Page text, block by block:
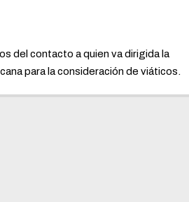
del contacto a quien va dirigida la
para la consideración de viáticos.